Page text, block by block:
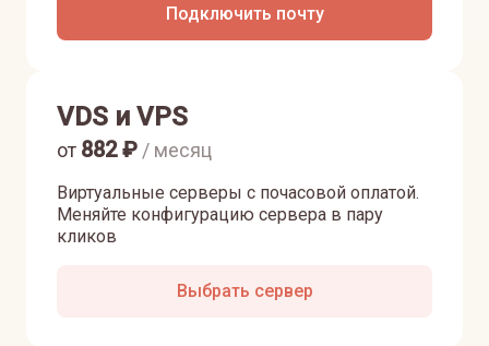
Подключить почту
VDS и VPS
Виртуальные серверы с почасовой оплатой.
Меняйте конфигурацию сервера в пару
кликов
от 882₽ / месяц
Выбрать сервер